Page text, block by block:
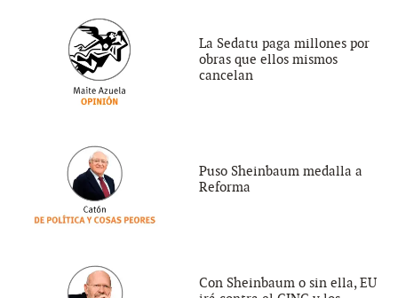
La Sedatu paga millones por
obras que ellos mismos
cancelan
Puso Sheinbaum medalla a
Reforma
Con Sheinbaum o sin ella, EU